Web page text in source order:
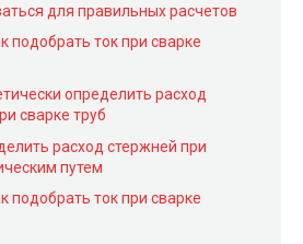
для правильных расчетов
подобрать ток при сварке
определить расход
сварке труб
расход стержней при
путем
подобрать ток при сварке